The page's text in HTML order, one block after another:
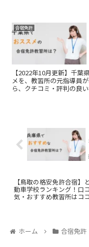
ル・友人とのシチュエー
合宿免許
【2022年10月更新】千
メを、教習所の元指導員
ら、クチコミ・評判の良
ル・友人とのシチュエー
【鳥取の格安免許合宿】
動車学校ランキング！口
気・おすすめ教習所はコ
ホーム 合宿免許